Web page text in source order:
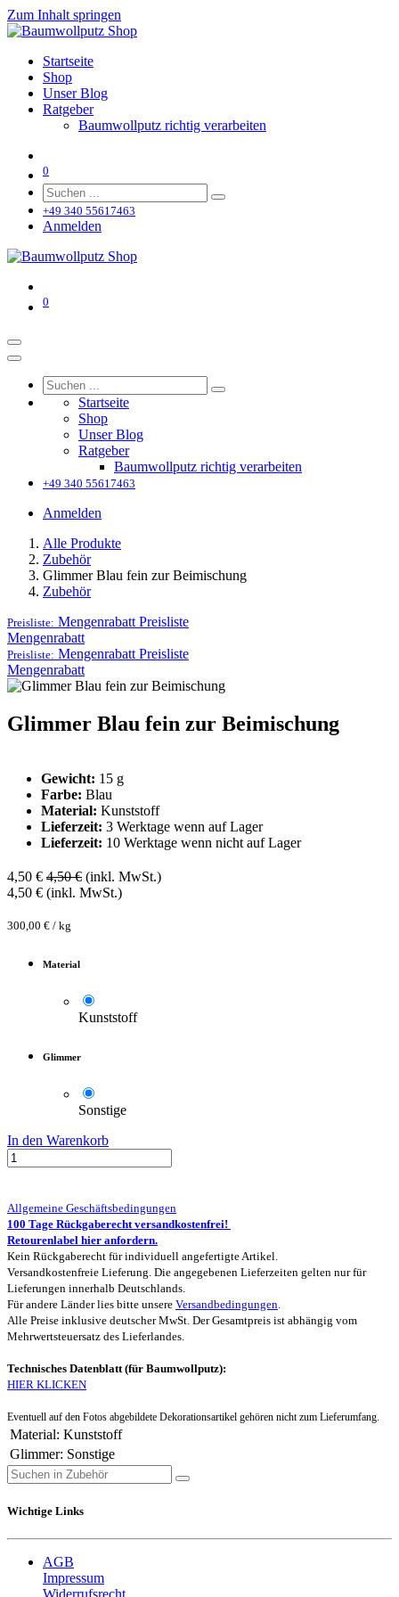
Zum Inhalt springen
Startseite
Shop
Unser Blog
Ratgeber
Baumwollputz richtig verarbeiten
0
+49 340 55617463
Anmelden
0
Startseite
Shop
Unser Blog
Ratgeber
Baumwollputz richtig verarbeiten
+49 340 55617463
Anmelden
Alle Produkte
Zubehör
Glimmer Blau fein zur Beimischung
Zubehör
Preisliste: Mengenrabatt Preisliste
Mengenrabatt
Preisliste: Mengenrabatt Preisliste
Mengenrabatt
Glimmer Blau fein zur Beimischung
Gewicht: 15 g
Farbe: Blau
Material: Kunststoff
Lieferzeit: 3 Werktage wenn auf Lager
Lieferzeit: 10 Werktage wenn nicht auf Lager
4,50 € 4,50€ (inkl. MwSt.)
4,50 € (inkl. MwSt.)
300,00 € / kg
Material
Kunststoff
Glimmer
Sonstige
In den Warenkorb
Allgemeine Geschäftsbedingungen
100 Tage Rückgaberecht versandkostenfrei!
Retourenlabel hier anfordern.
Kein Rückgaberecht für individuell angefertigte Artikel.
Versandkostenfreie Lieferung. Die angegebenen Lieferzeiten gelten nur für
Lieferungen innerhalb Deutschlands.
Für andere Länder lies bitte unsere Versandbedingungen.
Alle Preise inklusive deutscher MwSt. Der Gesamtpreis ist abhängig vom
Mehrwertsteuersatz des Lieferlandes.
Technisches Datenblatt (für Baumwollputz):
HIER KLICKEN
Eventuell auf den Fotos abgebildete Dekorationsartikel gehören nicht zum Lieferumfang.
Material: Kunststoff
Glimmer: Sonstige
Wichtige Links
AGB
Impressum
Widerrufsrecht